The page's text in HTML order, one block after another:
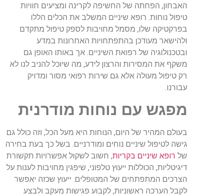
האבחון, הפחתה של החשיפה לקרינה ומציעים חוויות
טיפול נוחות. רופא שיניים המשלב את הכלים הללו
בפרקטיקה שלו, מסמל מחויבות לספק טיפול מתקדם
ולהישאר מעודכן בהתפתחויות האחרונות במדע
ובטכנולוגיה של רפואת השיניים. אך באותו האופן גם
משקף את המסירות והרצון לידע, מה שיוכל להניב לנו לא
רק טיפול מעולה אלא גם שירות רפואי מסור ומדויק
עבורנו.
מפגש עם נוחות מודרנית
בעולם המהיר של היום, הנוחות היא מעל הכל, וזה כולל גם
גישה לטיפול שיניים נוחים ומודרניים. בשל כך בעת בחירה
של רופא שיניים בקריות, חשוב לשקול אפשרויות תקשורת
דיגיטליות, הכוללות ייעוץ טלפוני, שיפגין מחויבות לענות על
הצרכים המתפתחים של המטופלים. ייעוץ שכזה יאפשר
לקבל הערכה ראשוניות, לקבוע פגישות מעקב ולבצע